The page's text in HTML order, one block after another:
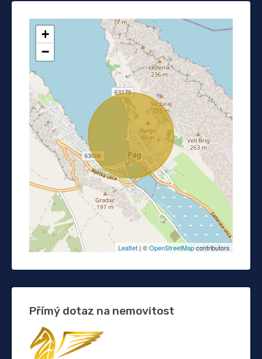
+
−
Leaflet | ©OpenStreetMapcontributors
Přímý dotaz na nemovitost